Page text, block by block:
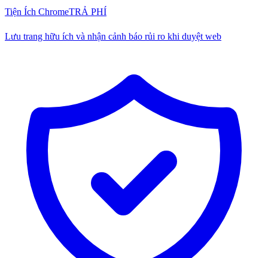
Tiện Ích ChromeTRẢ PHÍ
Lưu trang hữu ích và nhận cảnh báo rủi ro khi duyệt web